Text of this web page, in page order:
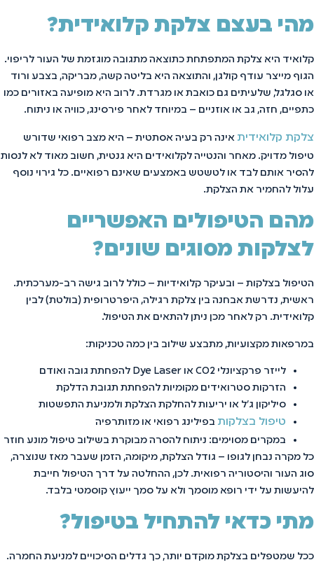
מהי בעצם צלקת קלואידית?
קלואיד היא צלקת המתפתחת כתוצאה מתגובה מוגזמת של העור לריפוי.
הגוף מייצר עודף קולגן, והתוצאה היא בליטה קשה, מבריקה, בצבע ורוד
או סגלגל, שלעיתים גם כואבת או מגרדת. לרוב היא מופיעה באזורים כמו
כתפיים, חזה, גב או אוזניים – במיוחד לאחר פירסינג, כוויה או ניתוח.
צלקת קלואידית אינה רק בעיה אסתטית – היא מצב רפואי שדורש
טיפול מדויק. מאחר והנטייה לקלואידים היא גנטית, חשוב מאוד לא לנסות
להסיר אותם לבד או לטשטש באמצעים שאינם רפואיים. כל גירוי נוסף
עלול להחמיר את הצלקת.
מהם הטיפולים האפשריים
לצלקות מסוגים שונים?
הטיפול בצלקות – ובעיקר קלואידיות – כולל לרוב גישה רב-מערכתית.
ראשית, נדרשת אבחנה בין צלקת רגילה, היפרטרופית (בולטת) לבין
קלואידית. רק לאחר מכן ניתן להתאים את הטיפול.
במרפאות מקצועיות, מתבצע שילוב בין כמה טכניקות:
לייזר פרקציונלי CO2 או Dye Laser להפחתת גובה ואודם
הזרקות סטרואידים מקומיות להפחתת תגובת הדלקת
סיליקון ג'ל או יריעות להחלקת הצלקת ולמניעת התפשטות
טיפול בצלקות בפילינג רפואי או מזותרפיה
במקרים מסוימים: ניתוח להסרה מבוקרת בשילוב טיפול מונע חוזר
כל מקרה נבחן לגופו – גודל הצלקת, מיקומה, הזמן שעבר מאז שנוצרה,
סוג העור והיסטוריה רפואית. לכן, ההחלטה על דרך הטיפול חייבת
להיעשות על ידי רופא מוסמך ולא על סמך ייעוץ קוסמטי בלבד.
מתי כדאי להתחיל בטיפול?
ככל שמטפלים בצלקת מוקדם יותר, כך גדלים הסיכויים למניעת החמרה.